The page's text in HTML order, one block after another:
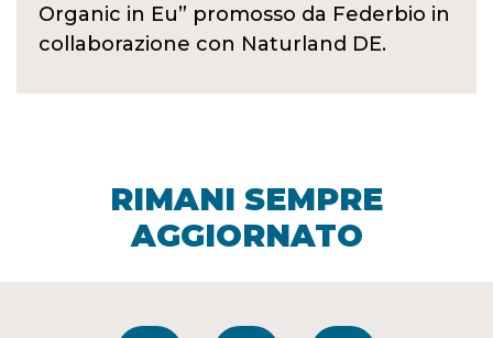
Organic in Eu” promosso da Federbio in
collaborazione con Naturland DE.
RIMANI SEMPRE
AGGIORNATO